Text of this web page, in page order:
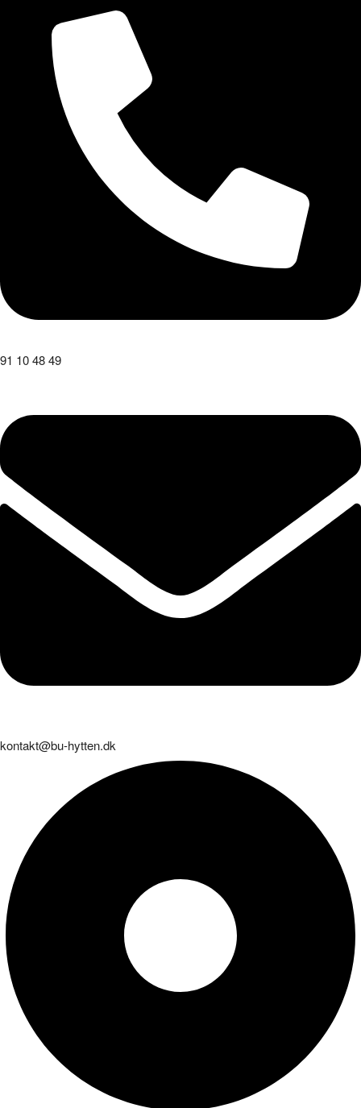
91 10 48 49
kontakt@bu-hytten.dk